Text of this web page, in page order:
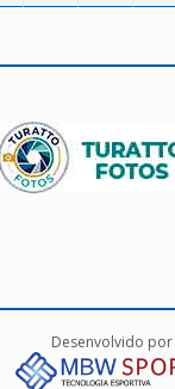
Desenvolvido por